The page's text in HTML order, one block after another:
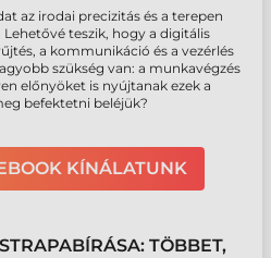
az irodai precizitás és a terepen
teszik, hogy a digitális
a kommunikáció és a vezérlés
szükség van: a munkavégzés
előnyöket is nyújtanak ezek a
befektetni beléjük?
KÍNÁLATUNK
TÖBBET,